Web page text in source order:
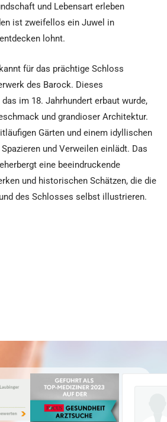
und Lebensart erleben
ist zweifellos ein Juwel in
lohnt.
für das prächtige Schloss
des Barock. Dieses
im 18. Jahrhundert erbaut wurde,
und grandioser Architektur.
Gärten und einem idyllischen
und Verweilen einlädt. Das
eine beeindruckende
und historischen Schätzen, die die
des Schlosses selbst illustrieren.